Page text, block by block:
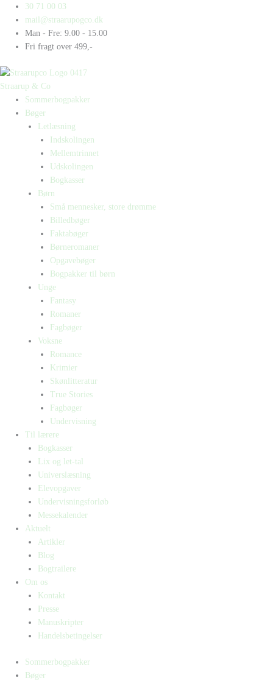
indholdet
30 71 00 03
mail@straarupogco.dk
Man - Fre: 9.00 - 15.00
Fri fragt over 499,-
Straarup & Co
Sommerbogpakker
Bøger
Letlæsning
Indskolingen
Mellemtrinnet
Udskolingen
Bogkasser
Børn
Små mennesker, store drømme
Billedbøger
Faktabøger
Børneromaner
Opgavebøger
Bogpakker til børn
Unge
Fantasy
Romaner
Fagbøger
Voksne
Romance
Krimier
Skønlitteratur
True Stories
Fagbøger
Undervisning
Til lærere
Bogkasser
Lix og let-tal
Universlæsning
Elevopgaver
Undervisningsforløb
Messekalender
Aktuelt
Artikler
Blog
Bogtrailere
Om os
Kontakt
Presse
Manuskripter
Handelsbetingelser
Sommerbogpakker
Bøger
Products
search
Products
search